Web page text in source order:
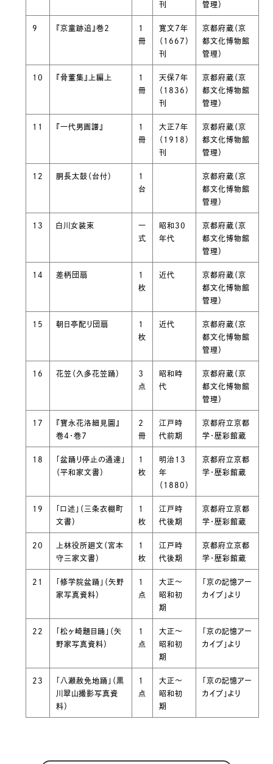
刊
管理）
9 『京童跡追』巻２
１
冊
寛文７年
（1667）
刊
京都府蔵（京
都文化博物館
管理）
10 『骨董集』上編上
１
冊
天保７年
（1836）
刊
京都府蔵（京
都文化博物館
管理）
11 『一代男画譜』
１
冊
大正７年
（1918）
刊
京都府蔵（京
都文化博物館
管理）
12 胴長太鼓（台付）
１
台
京都府蔵（京
都文化博物館
管理）
13 白川女装束
一
式
昭和30
年代
京都府蔵（京
都文化博物館
管理）
14 差柄団扇
１
枚
近代
京都府蔵（京
都文化博物館
管理）
15 朝日亭配り団扇
１
枚
近代
京都府蔵（京
都文化博物館
管理）
16 花笠（久多花笠踊）
３
点
昭和時
代
京都府蔵（京
都文化博物館
管理）
17
『寶永花洛細見圖』
巻４・巻７
２
冊
江戸時
代前期
京都府立京都
学・歴彩館蔵
18
「盆踊り停止の通達」
（平和家文書）
１
枚
明治13
年
（1880）
京都府立京都
学・歴彩館蔵
19
「口述」（三条衣棚町
文書）
１
枚
江戸時
代後期
京都府立京都
学・歴彩館蔵
20
上林役所廻文（宮本
守三家文書）
１
枚
江戸時
代後期
京都府立京都
学・歴彩館蔵
21
「修学院盆踊」（矢野
家写真資料）
１
点
大正～
昭和初
期
「京の記憶アー
カイブ」より
22
「松ヶ崎題目踊」（矢
野家写真資料）
１
点
大正～
昭和初
期
「京の記憶アー
カイブ」より
23
「八瀬赦免地踊」（黒
川翠山撮影写真資
料）
１
点
大正～
昭和初
期
「京の記憶アー
カイブ」より